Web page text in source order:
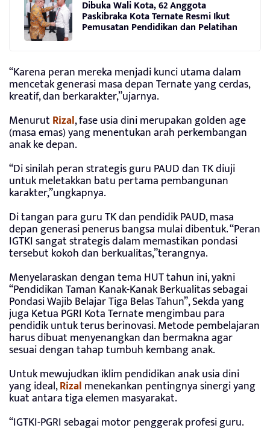
Dibuka Wali Kota, 62 Anggota
Paskibraka Kota Ternate Resmi Ikut
Pemusatan Pendidikan dan Pelatihan
“Karena peran mereka menjadi kunci utama dalam
mencetak generasi masa depan Ternate yang cerdas,
kreatif, dan berkarakter,”ujarnya.
Menurut Rizal, fase usia dini merupakan golden age
(masa emas) yang menentukan arah perkembangan
anak ke depan.
“Di sinilah peran strategis guru PAUD dan TK diuji
untuk meletakkan batu pertama pembangunan
karakter,”ungkapnya.
Di tangan para guru TK dan pendidik PAUD, masa
depan generasi penerus bangsa mulai dibentuk. “Peran
IGTKI sangat strategis dalam memastikan pondasi
tersebut kokoh dan berkualitas,”terangnya.
Menyelaraskan dengan tema HUT tahun ini, yakni
“Pendidikan Taman Kanak-Kanak Berkualitas sebagai
Pondasi Wajib Belajar Tiga Belas Tahun”, Sekda yang
juga Ketua PGRI Kota Ternate mengimbau para
pendidik untuk terus berinovasi. Metode pembelajaran
harus dibuat menyenangkan dan bermakna agar
sesuai dengan tahap tumbuh kembang anak.
Untuk mewujudkan iklim pendidikan anak usia dini
yang ideal,Rizal menekankan pentingnya sinergi yang
kuat antara tiga elemen masyarakat.
“IGTKI-PGRI sebagai motor penggerak profesi guru.